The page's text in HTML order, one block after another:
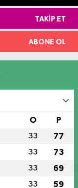
TAKIP ET
ABONE OL
O P
33 77
33 73
33 69
33 59